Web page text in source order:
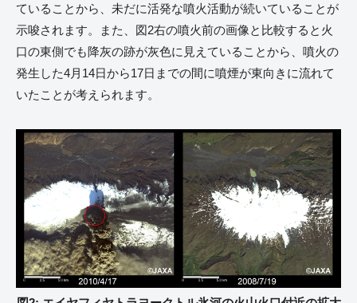
ていることから、未だに活発な噴火活動が続いていることが
示唆されます。また、図2右の噴火前の画像と比較すると火
口の東側でも降灰の跡が灰色に見えていることから、噴火の
発生した4月14日から17日までの間に噴煙が東向きに流れて
いたことが考えられます。